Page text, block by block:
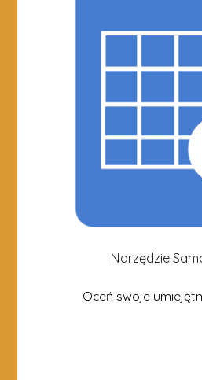
Narzędzie
Oceń swoje